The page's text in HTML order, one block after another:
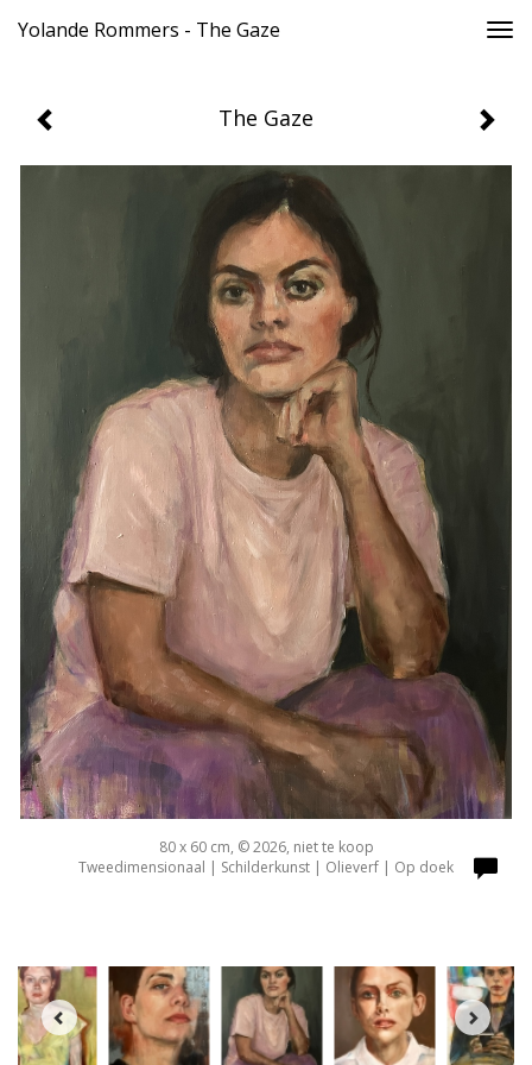
Yolande Rommers - The Gaze
The Gaze
80 x 60 cm, © 2026, niet te koop
Tweedimensionaal | Schilderkunst | Olieverf | Op doek